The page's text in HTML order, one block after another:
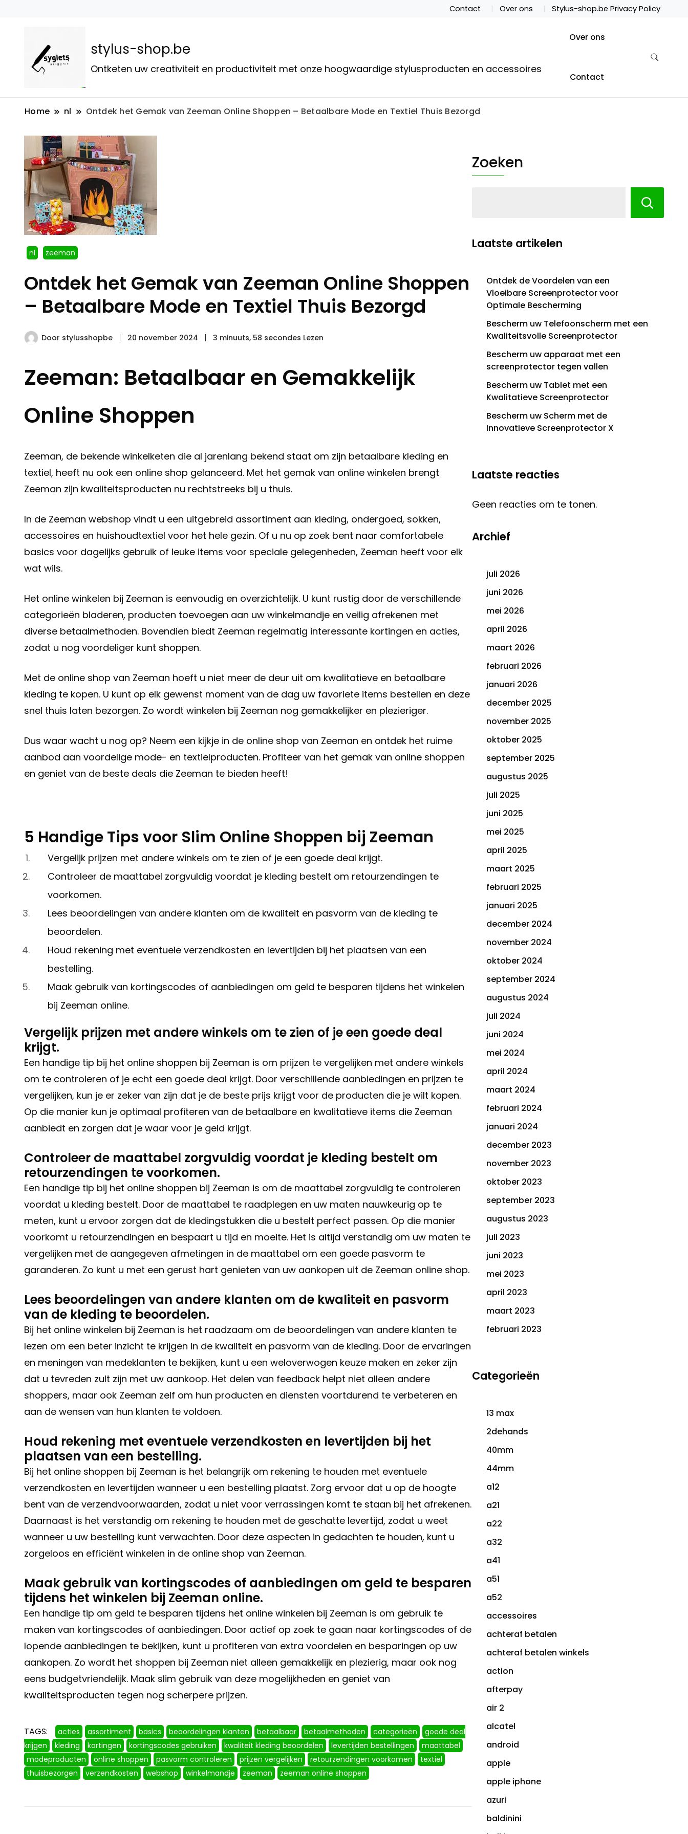
Contact Over ons Stylus-shop.be Privacy Policy
stylus-shop.be
Ontketen uw creativiteit en productiviteit met onze hoogwaardige stylusproducten en accessoires
Over ons
Contact
Home nl Ontdek het Gemak van Zeeman Online Shoppen – Betaalbare Mode en Textiel Thuis Bezorgd
nl zeeman
Ontdek het Gemak van Zeeman Online Shoppen
– Betaalbare Mode en Textiel Thuis Bezorgd
Door stylusshopbe 20 november 2024 3 minuuts, 58 secondes Lezen
Zeeman: Betaalbaar en Gemakkelijk
Online Shoppen
Zeeman, de bekende winkelketen die al jarenlang bekend staat om zijn betaalbare kleding en
textiel, heeft nu ook een online shop gelanceerd. Met het gemak van online winkelen brengt
Zeeman zijn kwaliteitsproducten nu rechtstreeks bij u thuis.
In de Zeeman webshop vindt u een uitgebreid assortiment aan kleding, ondergoed, sokken,
accessoires en huishoudtextiel voor het hele gezin. Of u nu op zoek bent naar comfortabele
basics voor dagelijks gebruik of leuke items voor speciale gelegenheden, Zeeman heeft voor elk
wat wils.
Het online winkelen bij Zeeman is eenvoudig en overzichtelijk. U kunt rustig door de verschillende
categorieën bladeren, producten toevoegen aan uw winkelmandje en veilig afrekenen met
diverse betaalmethoden. Bovendien biedt Zeeman regelmatig interessante kortingen en acties,
zodat u nog voordeliger kunt shoppen.
Met de online shop van Zeeman hoeft u niet meer de deur uit om kwalitatieve en betaalbare
kleding te kopen. U kunt op elk gewenst moment van de dag uw favoriete items bestellen en deze
snel thuis laten bezorgen. Zo wordt winkelen bij Zeeman nog gemakkelijker en plezieriger.
Dus waar wacht u nog op? Neem een kijkje in de online shop van Zeeman en ontdek het ruime
aanbod aan voordelige mode- en textielproducten. Profiteer van het gemak van online shoppen
en geniet van de beste deals die Zeeman te bieden heeft!
5 Handige Tips voor Slim Online Shoppen bij Zeeman
Vergelijk prijzen met andere winkels om te zien of je een goede deal krijgt.
Controleer de maattabel zorgvuldig voordat je kleding bestelt om retourzendingen te
voorkomen.
Lees beoordelingen van andere klanten om de kwaliteit en pasvorm van de kleding te
beoordelen.
Houd rekening met eventuele verzendkosten en levertijden bij het plaatsen van een
bestelling.
Maak gebruik van kortingscodes of aanbiedingen om geld te besparen tijdens het winkelen
bij Zeeman online.
Vergelijk prijzen met andere winkels om te zien of je een goede deal
krijgt.
Een handige tip bij het online shoppen bij Zeeman is om prijzen te vergelijken met andere winkels
om te controleren of je echt een goede deal krijgt. Door verschillende aanbiedingen en prijzen te
vergelijken, kun je er zeker van zijn dat je de beste prijs krijgt voor de producten die je wilt kopen.
Op die manier kun je optimaal profiteren van de betaalbare en kwalitatieve items die Zeeman
aanbiedt en zorgen dat je waar voor je geld krijgt.
Controleer de maattabel zorgvuldig voordat je kleding bestelt om
retourzendingen te voorkomen.
Een handige tip bij het online shoppen bij Zeeman is om de maattabel zorgvuldig te controleren
voordat u kleding bestelt. Door de maattabel te raadplegen en uw maten nauwkeurig op te
meten, kunt u ervoor zorgen dat de kledingstukken die u bestelt perfect passen. Op die manier
voorkomt u retourzendingen en bespaart u tijd en moeite. Het is altijd verstandig om uw maten te
vergelijken met de aangegeven afmetingen in de maattabel om een goede pasvorm te
garanderen. Zo kunt u met een gerust hart genieten van uw aankopen uit de Zeeman online shop.
Lees beoordelingen van andere klanten om de kwaliteit en pasvorm
van de kleding te beoordelen.
Bij het online winkelen bij Zeeman is het raadzaam om de beoordelingen van andere klanten te
lezen om een beter inzicht te krijgen in de kwaliteit en pasvorm van de kleding. Door de ervaringen
en meningen van medeklanten te bekijken, kunt u een weloverwogen keuze maken en zeker zijn
dat u tevreden zult zijn met uw aankoop. Het delen van feedback helpt niet alleen andere
shoppers, maar ook Zeeman zelf om hun producten en diensten voortdurend te verbeteren en
aan de wensen van hun klanten te voldoen.
Houd rekening met eventuele verzendkosten en levertijden bij het
plaatsen van een bestelling.
Bij het online shoppen bij Zeeman is het belangrijk om rekening te houden met eventuele
verzendkosten en levertijden wanneer u een bestelling plaatst. Zorg ervoor dat u op de hoogte
bent van de verzendvoorwaarden, zodat u niet voor verrassingen komt te staan bij het afrekenen.
Daarnaast is het verstandig om rekening te houden met de geschatte levertijd, zodat u weet
wanneer u uw bestelling kunt verwachten. Door deze aspecten in gedachten te houden, kunt u
zorgeloos en efficiënt winkelen in de online shop van Zeeman.
Maak gebruik van kortingscodes of aanbiedingen om geld te besparen
tijdens het winkelen bij Zeeman online.
Een handige tip om geld te besparen tijdens het online winkelen bij Zeeman is om gebruik te
maken van kortingscodes of aanbiedingen. Door actief op zoek te gaan naar kortingscodes of de
lopende aanbiedingen te bekijken, kunt u profiteren van extra voordelen en besparingen op uw
aankopen. Zo wordt het shoppen bij Zeeman niet alleen gemakkelijk en plezierig, maar ook nog
eens budgetvriendelijk. Maak slim gebruik van deze mogelijkheden en geniet van
kwaliteitsproducten tegen nog scherpere prijzen.
TAGS: acties assortiment basics beoordelingen klanten betaalbaar betaalmethoden categorieën
goede deal
krijgen
kleding kortingen kortingscodes gebruiken kwaliteit kleding beoordelen levertijden bestellingen
maattabel
modeproducten
online shoppen pasvorm controleren prijzen vergelijken retourzendingen voorkomen
textiel
thuisbezorgen
verzendkosten webshop winkelmandje zeeman zeeman online shoppen
Zoeken
Laatste artikelen
Ontdek de Voordelen van een
Vloeibare Screenprotector voor
Optimale Bescherming
Bescherm uw Telefoonscherm met een
Kwaliteitsvolle Screenprotector
Bescherm uw apparaat met een
screenprotector tegen vallen
Bescherm uw Tablet met een
Kwalitatieve Screenprotector
Bescherm uw Scherm met de
Innovatieve Screenprotector X
Laatste reacties
Geen reacties om te tonen.
Archief
juli 2026
juni 2026
mei 2026
april 2026
maart 2026
februari 2026
januari 2026
december 2025
november 2025
oktober 2025
september 2025
augustus 2025
juli 2025
juni 2025
mei 2025
april 2025
maart 2025
februari 2025
januari 2025
december 2024
november 2024
oktober 2024
september 2024
augustus 2024
juli 2024
juni 2024
mei 2024
april 2024
maart 2024
februari 2024
januari 2024
december 2023
november 2023
oktober 2023
september 2023
augustus 2023
juli 2023
juni 2023
mei 2023
april 2023
maart 2023
februari 2023
Categorieën
13 max
2dehands
40mm
44mm
a12
a21
a22
a32
a41
a51
a52
accessoires
achteraf betalen
achteraf betalen winkels
action
afterpay
air 2
alcatel
android
apple
apple iphone
azuri
baldinini